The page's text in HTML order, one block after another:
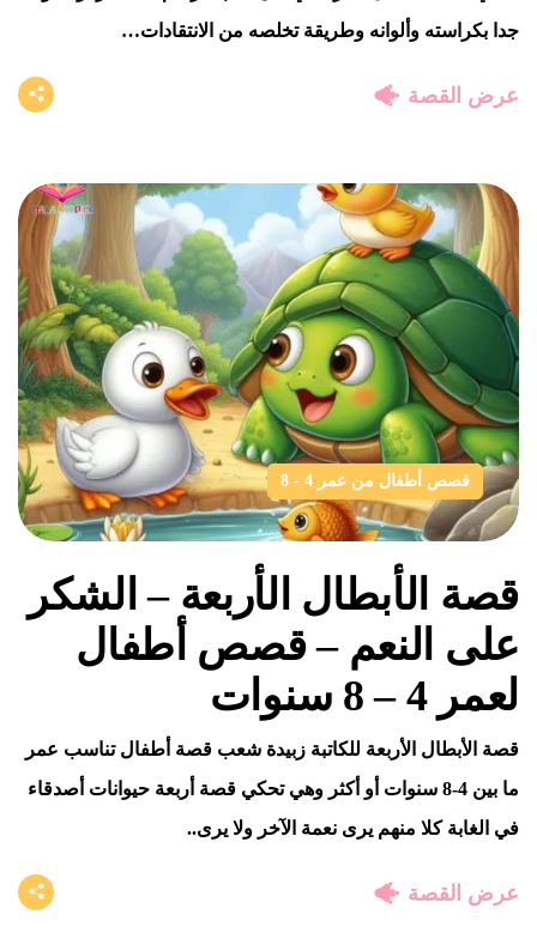
جدا بكراسته وألوانه وطريقة تخلصه من الانتقادات…
عرض القصة
قصص أطفال من عمر 4 - 8
قصة الأبطال الأربعة – الشكر
على النعم – قصص أطفال
لعمر 4 – 8 سنوات
قصة الأبطال الأربعة للكاتبة زبيدة شعب قصة أطفال تناسب عمر
ما بين 4-8 سنوات أو أكثر وهي تحكي قصة أربعة حيوانات أصدقاء
في الغابة كلا منهم يرى نعمة الآخر ولا يرى..
عرض القصة